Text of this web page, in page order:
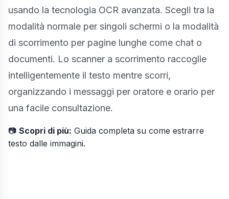
usando la tecnologia OCR avanzata. Scegli tra la
modalità normale per singoli schermi o la modalità
di scorrimento per pagine lunghe come chat o
documenti. Lo scanner a scorrimento raccoglie
intelligentemente il testo mentre scorri,
organizzando i messaggi per oratore e orario per
una facile consultazione.
📷 Scopri di più: Guida completa su come estrarre
testo dalle immagini.